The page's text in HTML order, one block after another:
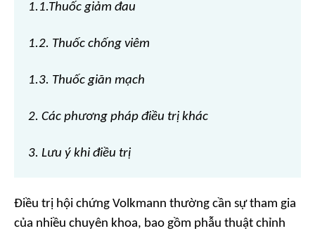
1.1.Thuốc giảm đau
1.2. Thuốc chống viêm
1.3. Thuốc giãn mạch
2. Các phương pháp điều trị khác
3. Lưu ý khi điều trị
Điều trị hội chứng Volkmann thường cần sự tham gia
của nhiều chuyên khoa, bao gồm phẫu thuật chỉnh